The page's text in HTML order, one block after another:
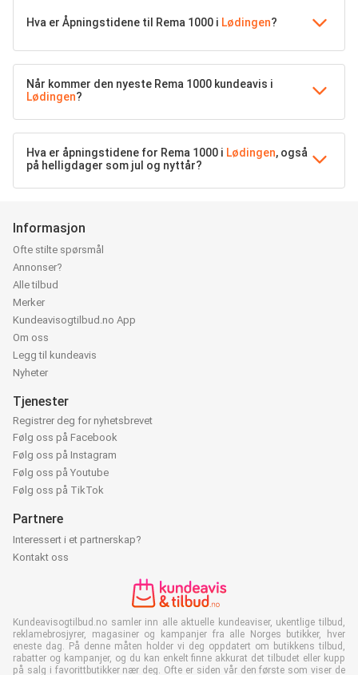
Hva er Åpningstidene til Rema 1000 i Lødingen?
Når kommer den nyeste Rema 1000 kundeavis i
Lødingen?
Hva er åpningstidene for Rema 1000 i Lødingen, også
på helligdager som jul og nyttår?
Informasjon
Ofte stilte spørsmål
Annonser?
Alle tilbud
Merker
Kundeavisogtilbud.no App
Om oss
Legg til kundeavis
Nyheter
Tjenester
Registrer deg for nyhetsbrevet
Følg oss på Facebook
Følg oss på Instagram
Følg oss på Youtube
Følg oss på TikTok
Partnere
Interessert i et partnerskap?
Kontakt oss
Kundeavisogtilbud.no samler inn alle aktuelle kundeaviser, ukentlige tilbud,
reklamebrosjyrer, magasiner og kampanjer fra alle Norges butikker, hver
eneste dag. På denne måten holder vi deg oppdatert om butikkens tilbud,
rabatter og kampanjer, og du kan enkelt finne akkurat det tilbudet eller kupp
på salg i favorittbutikker nær deg. Ofte er siden vår den første som viser de